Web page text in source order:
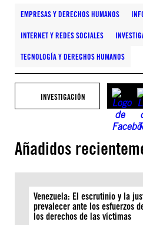
EMPRESAS Y DERECHOS HUMANOS
INTERNET Y REDES SOCIALES
TECNOLOGÍA Y DERECHOS HUMANOS
INVESTIGACIÓN
Añadidos
Venezuela: El escrutinio y la
prevalecer ante los esfuerzos
los derechos de las víctimas